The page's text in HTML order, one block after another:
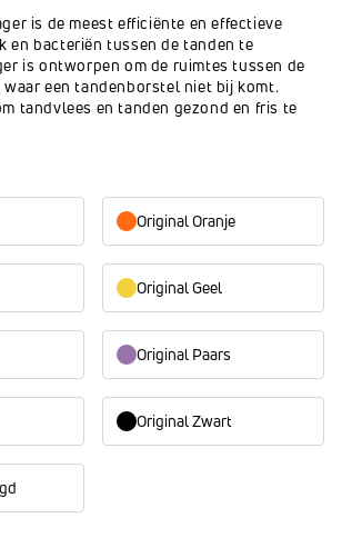
is de meest efficiënte en effectieve
en bacteriën tussen de tanden te
is ontworpen om de ruimtes tussen de
een tandenborstel niet bij komt.
tandvlees en tanden gezond en fris te
Original Oranje
Original Geel
Original Paars
Original Zwart